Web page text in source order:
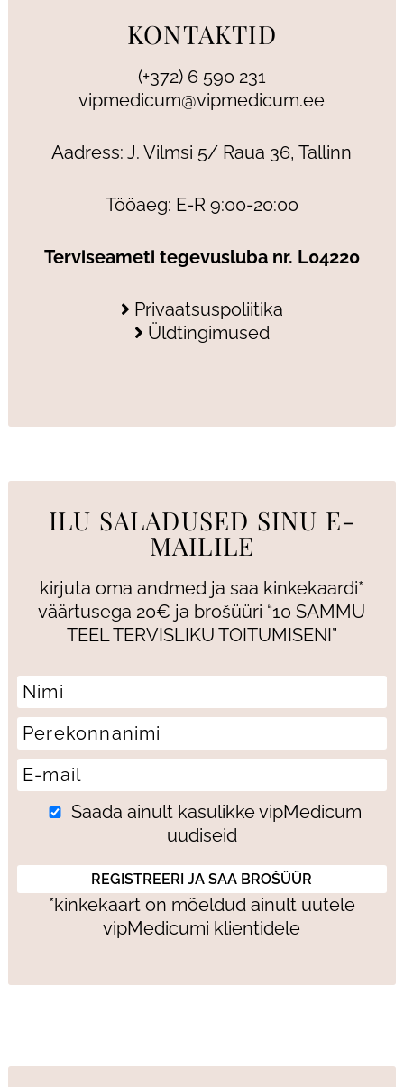
KONTAKTID
(+372) 6 590 231
vipmedicum@vipmedicum.ee
Aadress: J. Vilmsi 5/ Raua 36, Tallinn
Tööaeg: E-R 9:00-20:00
Terviseameti tegevusluba nr. L04220
Privaatsuspoliitika
Üldtingimused
ILU SALADUSED SINU E-
MAILILE
kirjuta oma andmed ja saa kinkekaardi*
väärtusega 20€ ja brošüüri “10 SAMMU
TEEL TERVISLIKU TOITUMISENI”
Saada ainult kasulikke vipMedicum
uudiseid
*kinkekaart on mõeldud ainult uutele
vipMedicumi klientidele